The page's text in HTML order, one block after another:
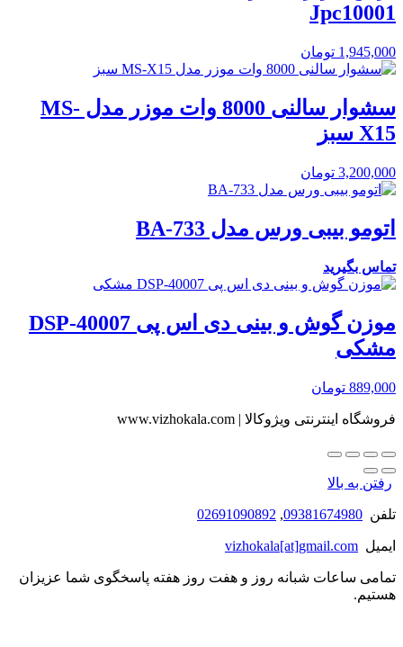
Jpc10001
1,945,000 تومان
سشوار سالنی 8000 وات موزر مدل MS-
X15 سبز
3,200,000 تومان
اتومو بیبی ورس مدل BA-733
تماس بگیرید
موزن گوش و بینی دی اس پی DSP-40007
مشکی
889,000 تومان
فروشگاه اینترنتی ویژوکالا | www.vizhokala.com
رفتن به بالا
تلفن 09381674980
,
02691090892
ایمیل vizhokala[at]gmail.com
تمامی ساعات شبانه روز و هفت روز هفته پاسخگوی شما عزیزان
هستیم.